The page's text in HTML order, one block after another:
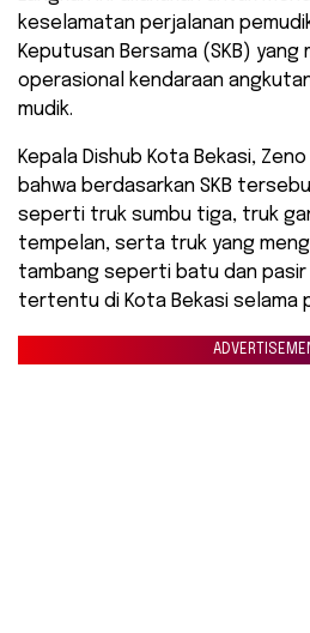
keselamatan perjalanan
Keputusan Bersama (SKB)
operasional kendaraan
mudik.
Kepala Dishub Kota Bekasi,
bahwa berdasarkan SKB
seperti truk sumbu tiga, truk
tempelan, serta truk yang
tambang seperti batu dan
tertentu di Kota Bekasi selama